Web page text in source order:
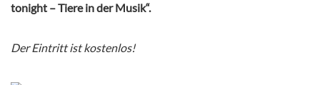
tonight – Tiere in der Musik“.
Der Eintritt ist kostenlos!